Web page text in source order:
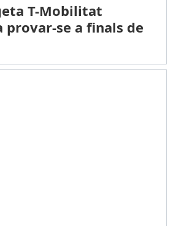
T-Mobilitat
provar-se a finals de